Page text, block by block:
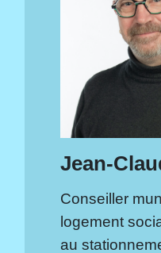
Jean-
Conseiller
logement
au